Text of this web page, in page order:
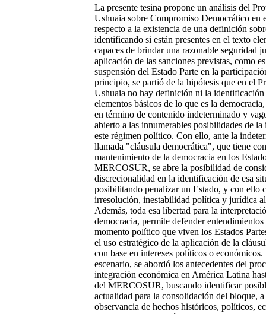
La presente tesina propone un análisis del
Ushuaia sobre Compromiso Democrático
respecto a la existencia de una definición
identificando si están presentes en el texto
capaces de brindar una razonable seguridad
aplicación de las sanciones previstas, como
suspensión del Estado Parte en la
principio, se partió de la hipótesis que en el
Ushuaia no hay definición ni la
elementos básicos de lo que es la
en término de contenido indeterminado y
abierto a las innumerables posibilidades de la
este régimen político. Con ello, ante la
llamada "cláusula democrática", que tiene
mantenimiento de la democracia en los
MERCOSUR, se abre la posibilidad de
discrecionalidad en la identificación de esa
posibilitando penalizar un Estado, y con ello
irresolución, inestabilidad política y jurídica
Además, toda esa libertad para la
democracia, permite defender entendimientos
momento político que viven los Estados
el uso estratégico de la aplicación de la
con base en intereses políticos o económicos.
escenario, se abordó los antecedentes del
integración económica en América Latina
del MERCOSUR, buscando identificar
actualidad para la consolidación del bloque,
observancia de hechos históricos, políticos,